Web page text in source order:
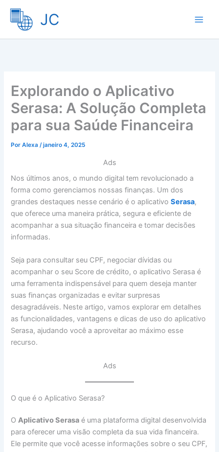
para
conteúdo
JC
Explorando o Aplicativo
Serasa: A Solução Completa
para sua Saúde Financeira
PorAlexa/janeiro 4, 2025
Ads
Nos últimos anos, o mundo digital tem revolucionado a
forma como gerenciamos nossas finanças. Um dos
grandes destaques nesse cenário é o aplicativoSerasa,
que oferece uma maneira prática, segura e eficiente de
acompanhar a sua situação financeira e tomar decisões
informadas.
Seja para consultar seu CPF, negociar dívidas ou
acompanhar o seu Score de crédito, o aplicativo Serasa é
uma ferramenta indispensável para quem deseja manter
suas finanças organizadas e evitar surpresas
desagradáveis. Neste artigo, vamos explorar em detalhes
as funcionalidades, vantagens e dicas de uso do aplicativo
Serasa, ajudando você a aproveitar ao máximo esse
recurso.
Ads
O que é o Aplicativo Serasa?
OAplicativo Serasa é uma plataforma digital desenvolvida
para oferecer uma visão completa da sua vida financeira.
Ele permite que você acesse informações sobre o seu CPF,